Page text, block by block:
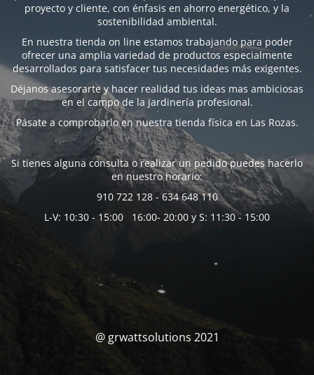
proyecto y cliente, con énfasis en ahorro energético, y la
sostenibilidad ambiental.
En nuestra tienda on line estamos trabajando para poder
ofrecer una amplia variedad de productos especialmente
desarrollados para satisfacer tus necesidades más exigentes.
Déjanos asesorarte y hacer realidad tus ideas mas ambiciosas
en el campo de la jardinería profesional.
Pásate a comprobarlo en nuestra tienda física en Las Rozas.
Si tienes alguna consulta o realizar un pedido puedes hacerlo
en nuestro horario:
910 722 128 - 634 648 110
L-V: 10:30 - 15:00 16:00- 20:00 y S: 11:30 - 15:00
@ grwattsolutions 2021